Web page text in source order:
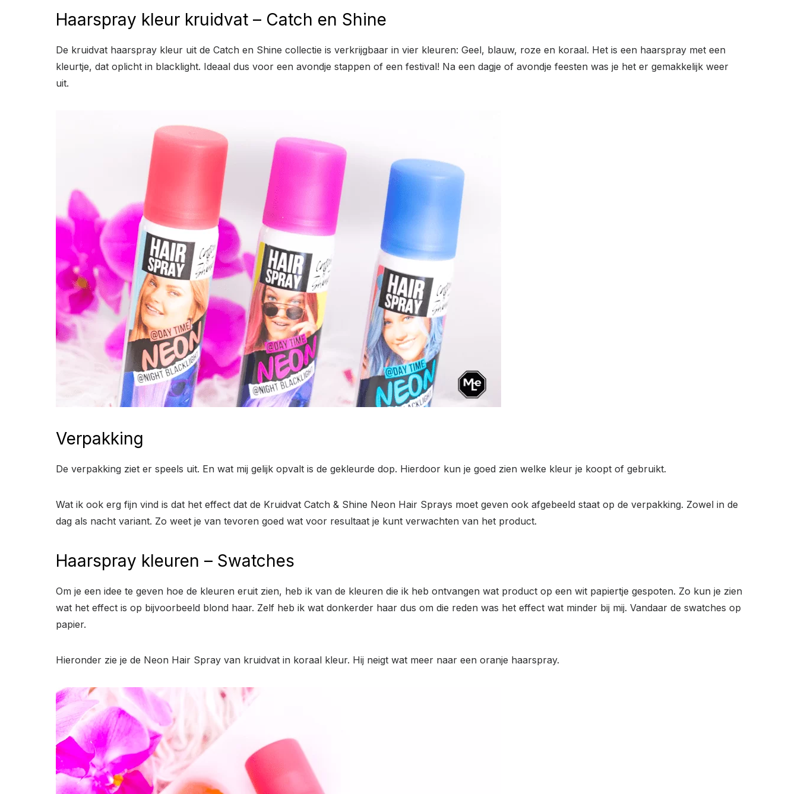
Haarspray kleur kruidvat – Catch en Shine
De kruidvat haarspray kleur uit de Catch en Shine collectie is verkrijgbaar in vier kleuren: Geel, blauw, roze en koraal. Het is een haarspray met een
kleurtje, dat oplicht in blacklight. Ideaal dus voor een avondje stappen of een festival! Na een dagje of avondje feesten was je het er gemakkelijk weer
uit.
Verpakking
De verpakking ziet er speels uit. En wat mij gelijk opvalt is de gekleurde dop. Hierdoor kun je goed zien welke kleur je koopt of gebruikt.
Wat ik ook erg fijn vind is dat het effect dat de Kruidvat Catch & Shine Neon Hair Sprays moet geven ook afgebeeld staat op de verpakking. Zowel in de
dag als nacht variant. Zo weet je van tevoren goed wat voor resultaat je kunt verwachten van het product.
Haarspray kleuren – Swatches
Om je een idee te geven hoe de kleuren eruit zien, heb ik van de kleuren die ik heb ontvangen wat product op een wit papiertje gespoten. Zo kun je zien
wat het effect is op bijvoorbeeld blond haar. Zelf heb ik wat donkerder haar dus om die reden was het effect wat minder bij mij. Vandaar de swatches op
papier.
Hieronder zie je de Neon Hair Spray van kruidvat in koraal kleur. Hij neigt wat meer naar een oranje haarspray.